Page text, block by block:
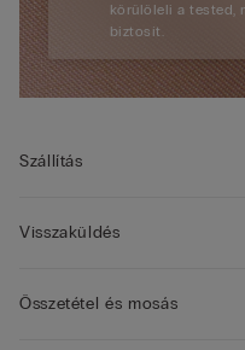
körülöleli a tested,
biztosít.
Szállítás
Visszaküldés
Összetétel és mosás